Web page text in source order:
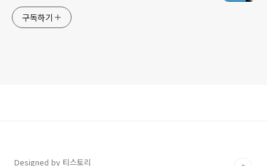
구독하기
Designed by 티스토리